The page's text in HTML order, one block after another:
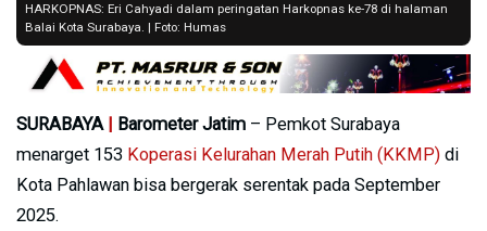
HARKOPNAS: Eri Cahyadi dalam peringatan Harkopnas ke-78 di halaman
Balai Kota Surabaya. | Foto: Humas
SURABAYA | Barometer Jatim – Pemkot Surabaya
menarget 153 Koperasi Kelurahan Merah Putih (KKMP) di
Kota Pahlawan bisa bergerak serentak pada September
2025.